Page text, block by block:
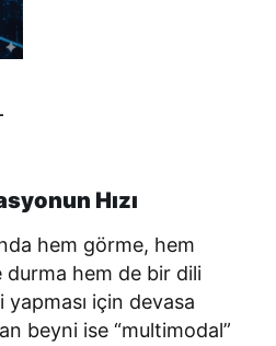
Hızı
hem görme, hem
durma hem de bir dili
için devasa
beyni ise “multimodal”